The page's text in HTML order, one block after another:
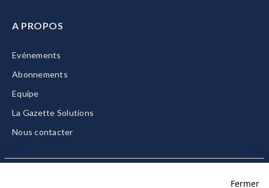
A PROPOS
Evénements
Abonnements
Equipe
La Gazette Solutions
Nous contacter
Fermer